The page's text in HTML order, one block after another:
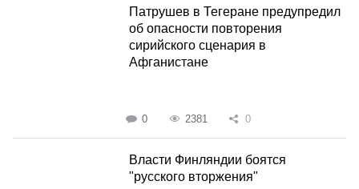
Патрушев в Тегеране предупредил
об опасности повторения
сирийского сценария в
Афганистане
0 2381 0
Власти Финляндии боятся
"русского вторжения"